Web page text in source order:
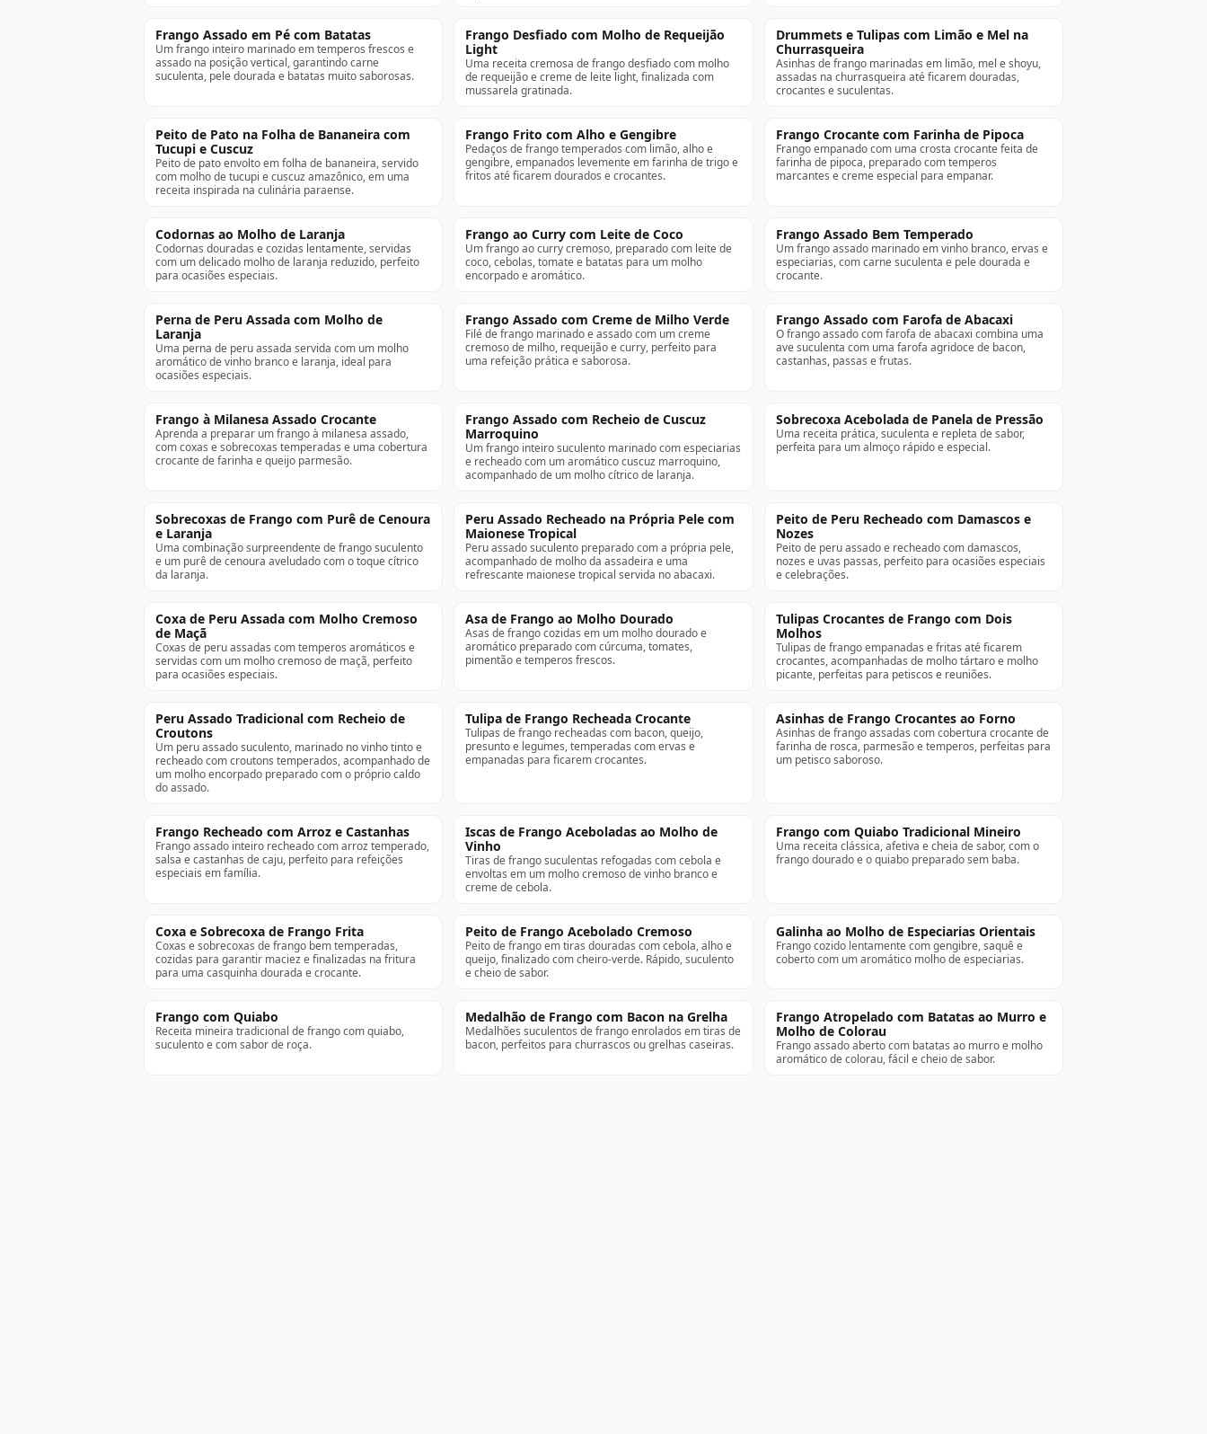
Frango Assado em Pé com Batatas
Um frango inteiro marinado em temperos frescos e
assado na posição vertical, garantindo carne
suculenta, pele dourada e batatas muito saborosas.
Frango Desfiado com Molho de Requeijão
Light
Uma receita cremosa de frango desfiado com molho
de requeijão e creme de leite light, finalizada com
mussarela gratinada.
Drummets e Tulipas com Limão e Mel na
Churrasqueira
Asinhas de frango marinadas em limão, mel e shoyu,
assadas na churrasqueira até ficarem douradas,
crocantes e suculentas.
Peito de Pato na Folha de Bananeira com
Tucupi e Cuscuz
Peito de pato envolto em folha de bananeira, servido
com molho de tucupi e cuscuz amazônico, em uma
receita inspirada na culinária paraense.
Frango Frito com Alho e Gengibre
Pedaços de frango temperados com limão, alho e
gengibre, empanados levemente em farinha de trigo e
fritos até ficarem dourados e crocantes.
Frango Crocante com Farinha de Pipoca
Frango empanado com uma crosta crocante feita de
farinha de pipoca, preparado com temperos
marcantes e creme especial para empanar.
Codornas ao Molho de Laranja
Codornas douradas e cozidas lentamente, servidas
com um delicado molho de laranja reduzido, perfeito
para ocasiões especiais.
Frango ao Curry com Leite de Coco
Um frango ao curry cremoso, preparado com leite de
coco, cebolas, tomate e batatas para um molho
encorpado e aromático.
Frango Assado Bem Temperado
Um frango assado marinado em vinho branco, ervas e
especiarias, com carne suculenta e pele dourada e
crocante.
Perna de Peru Assada com Molho de
Laranja
Uma perna de peru assada servida com um molho
aromático de vinho branco e laranja, ideal para
ocasiões especiais.
Frango Assado com Creme de Milho Verde
Filé de frango marinado e assado com um creme
cremoso de milho, requeijão e curry, perfeito para
uma refeição prática e saborosa.
Frango Assado com Farofa de Abacaxi
O frango assado com farofa de abacaxi combina uma
ave suculenta com uma farofa agridoce de bacon,
castanhas, passas e frutas.
Frango à Milanesa Assado Crocante
Aprenda a preparar um frango à milanesa assado,
com coxas e sobrecoxas temperadas e uma cobertura
crocante de farinha e queijo parmesão.
Frango Assado com Recheio de Cuscuz
Marroquino
Um frango inteiro suculento marinado com especiarias
e recheado com um aromático cuscuz marroquino,
acompanhado de um molho cítrico de laranja.
Sobrecoxa Acebolada de Panela de Pressão
Uma receita prática, suculenta e repleta de sabor,
perfeita para um almoço rápido e especial.
Sobrecoxas de Frango com Purê de Cenoura
e Laranja
Uma combinação surpreendente de frango suculento
e um purê de cenoura aveludado com o toque cítrico
da laranja.
Peru Assado Recheado na Própria Pele com
Maionese Tropical
Peru assado suculento preparado com a própria pele,
acompanhado de molho da assadeira e uma
refrescante maionese tropical servida no abacaxi.
Peito de Peru Recheado com Damascos e
Nozes
Peito de peru assado e recheado com damascos,
nozes e uvas passas, perfeito para ocasiões especiais
e celebrações.
Coxa de Peru Assada com Molho Cremoso
de Maçã
Coxas de peru assadas com temperos aromáticos e
servidas com um molho cremoso de maçã, perfeito
para ocasiões especiais.
Asa de Frango ao Molho Dourado
Asas de frango cozidas em um molho dourado e
aromático preparado com cúrcuma, tomates,
pimentão e temperos frescos.
Tulipas Crocantes de Frango com Dois
Molhos
Tulipas de frango empanadas e fritas até ficarem
crocantes, acompanhadas de molho tártaro e molho
picante, perfeitas para petiscos e reuniões.
Peru Assado Tradicional com Recheio de
Croutons
Um peru assado suculento, marinado no vinho tinto e
recheado com croutons temperados, acompanhado de
um molho encorpado preparado com o próprio caldo
do assado.
Tulipa de Frango Recheada Crocante
Tulipas de frango recheadas com bacon, queijo,
presunto e legumes, temperadas com ervas e
empanadas para ficarem crocantes.
Asinhas de Frango Crocantes ao Forno
Asinhas de frango assadas com cobertura crocante de
farinha de rosca, parmesão e temperos, perfeitas para
um petisco saboroso.
Frango Recheado com Arroz e Castanhas
Frango assado inteiro recheado com arroz temperado,
salsa e castanhas de caju, perfeito para refeições
especiais em família.
Iscas de Frango Aceboladas ao Molho de
Vinho
Tiras de frango suculentas refogadas com cebola e
envoltas em um molho cremoso de vinho branco e
creme de cebola.
Frango com Quiabo Tradicional Mineiro
Uma receita clássica, afetiva e cheia de sabor, com o
frango dourado e o quiabo preparado sem baba.
Coxa e Sobrecoxa de Frango Frita
Coxas e sobrecoxas de frango bem temperadas,
cozidas para garantir maciez e finalizadas na fritura
para uma casquinha dourada e crocante.
Peito de Frango Acebolado Cremoso
Peito de frango em tiras douradas com cebola, alho e
queijo, finalizado com cheiro-verde. Rápido, suculento
e cheio de sabor.
Galinha ao Molho de Especiarias Orientais
Frango cozido lentamente com gengibre, saquê e
coberto com um aromático molho de especiarias.
Frango com Quiabo
Receita mineira tradicional de frango com quiabo,
suculento e com sabor de roça.
Medalhão de Frango com Bacon na Grelha
Medalhões suculentos de frango enrolados em tiras de
bacon, perfeitos para churrascos ou grelhas caseiras.
Frango Atropelado com Batatas ao Murro e
Molho de Colorau
Frango assado aberto com batatas ao murro e molho
aromático de colorau, fácil e cheio de sabor.